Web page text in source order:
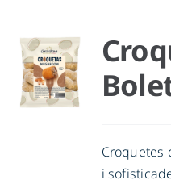
Croquetes
i